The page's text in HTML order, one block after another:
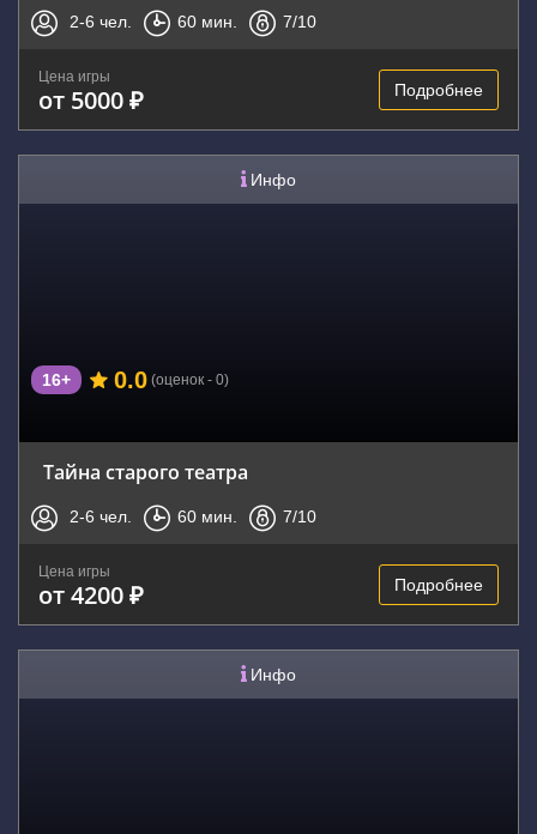
2-6 чел. 60 мин. 7/10
Цена игры
от 5000 ₽ Подробнее
Инфо
16+ 0.0 (оценок - 0)
Тайна старого театра
2-6 чел. 60 мин. 7/10
Цена игры
от 4200 ₽ Подробнее
Инфо